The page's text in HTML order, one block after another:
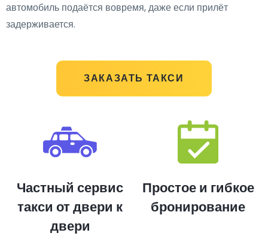
ЗАКАЗАТЬ ТАКСИ
автомобиль подаётся вовремя, даже если прилёт
задерживается.
Частный сервис
такси от двери к
двери
Простое и гибкое
бронирование